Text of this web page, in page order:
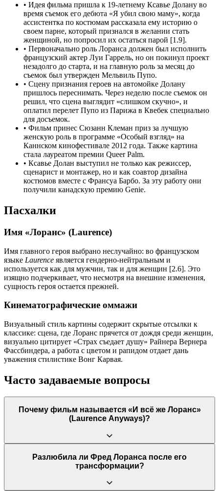
• Идея фильма пришла к 19-летнему Ксавье Долану во
время съемок его дебюта «Я убил свою маму», когда
ассистентка по костюмам рассказала ему историю о
своем парне, который признался в желании стать
женщиной, но попросил их остаться парой [1.9].
• Первоначально роль Лоранса должен был исполнить
французский актер Луи Гаррель, но он покинул проект
незадолго до старта, и на главную роль за месяц до
съемок был утвержден Мельвиль Пупо.
• Сцену признания героев на автомойке Долану
пришлось переснимать. Через неделю после съемок он
решил, что сцена выглядит «слишком скучно», и
оплатил перелет Пупо из Парижа в Квебек специально
для досъемок.
• Фильм принес Сюзанн Клеман приз за лучшую
женскую роль в программе «Особый взгляд» на
Каннском кинофестивале 2012 года. Также картина
стала лауреатом премии Queer Palm.
• Ксавье Долан выступил не только как режиссер,
сценарист и монтажер, но и как соавтор дизайна
костюмов вместе с Франсуа Барбо. За эту работу они
получили канадскую премию Genie.
Пасхалки
Имя «Лоранс» (Laurence)
Имя главного героя выбрано неслучайно: во французском
языке Laurence является гендерно-нейтральным и
используется как для мужчин, так и для женщин [2.6]. Это
изящно подчеркивает, что несмотря на внешние изменения,
сущность героя остается прежней.
Кинематографические оммажи
Визуальный стиль картины содержит скрытые отсылки к
классике: сцена, где Лоранс прячется от дождя среди женщин,
визуально цитирует «Страх съедает душу» Райнера Вернера
Фассбиндера, а работа с цветом и рапидом отдает дань
уважения стилистике Вонг Карвая.
Часто задаваемые вопросы
Почему фильм называется «И всё же Лоранс»
(Laurence Anyways)?
Название имеет двойной смысл. Во французском языке имя
«Лоранс» гендерно-универсально. Фраза подчеркивает, что
статуса в обществе, глубоко внутри этот человек в любом
Разлюбила ли Фред Лоранса после его
трансформации?